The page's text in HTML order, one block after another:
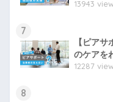
13943
7
【ピア
のケアを
12287
8